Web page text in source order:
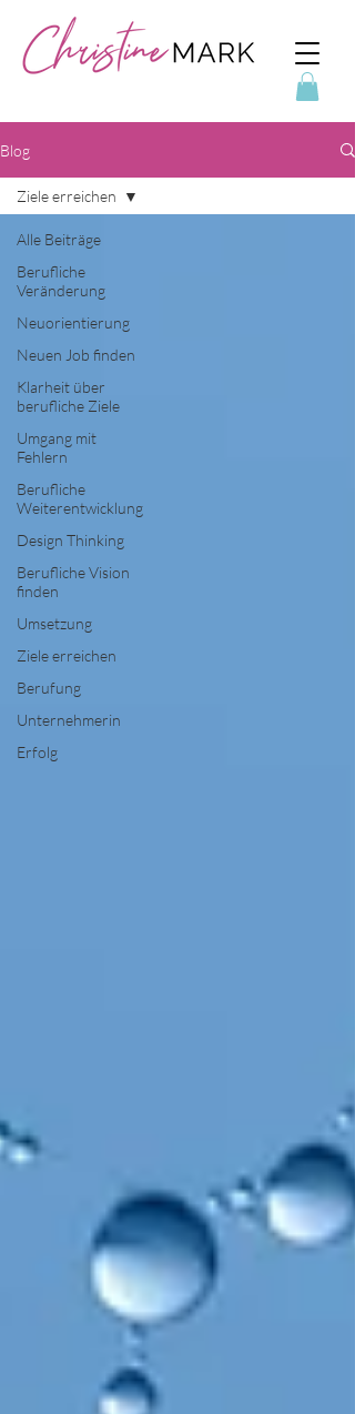
Blog
Alle Beiträge
Berufliche
Veränderung
Neuorientierung
Neuen Job finden
Klarheit über
berufliche Ziele
Umgang mit
Fehlern
Berufliche
Weiterentwicklung
Design Thinking
Berufliche Vision
finden
Umsetzung
Ziele erreichen
Berufung
Unternehmerin
Erfolg
Ziele erreichen